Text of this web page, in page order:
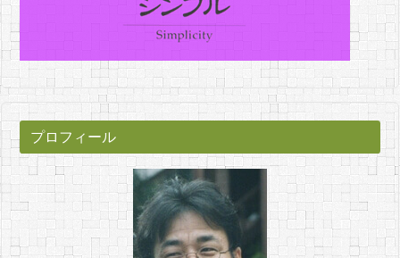
プロフィール